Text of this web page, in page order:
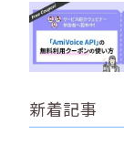
新着記事